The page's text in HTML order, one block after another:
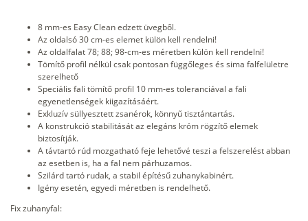
8 mm-es Easy Clean edzett üvegből.
Az oldalsó 30 cm-es elemet külön kell rendelni!
Az oldalfalat 78; 88; 98-cm-es méretben külön kell rendelni!
Tömítő profil nélkül csak pontosan függőleges és sima falfelületre
szerelhető
Speciális fali tömítő profil 10 mm-es toleranciával a fali
egyenetlenségek kiigazításáért.
Exkluzív süllyesztett zsanérok, könnyű tisztántartás.
A konstrukció stabilitását az elegáns króm rögzítő elemek
biztosítják.
A távtartó rúd mozgatható feje lehetővé teszi a felszerelést abban
az esetben is, ha a fal nem párhuzamos.
Szilárd tartó rudak, a stabil építésű zuhanykabinért.
Igény esetén, egyedi méretben is rendelhető.
Fix zuhanyfal: